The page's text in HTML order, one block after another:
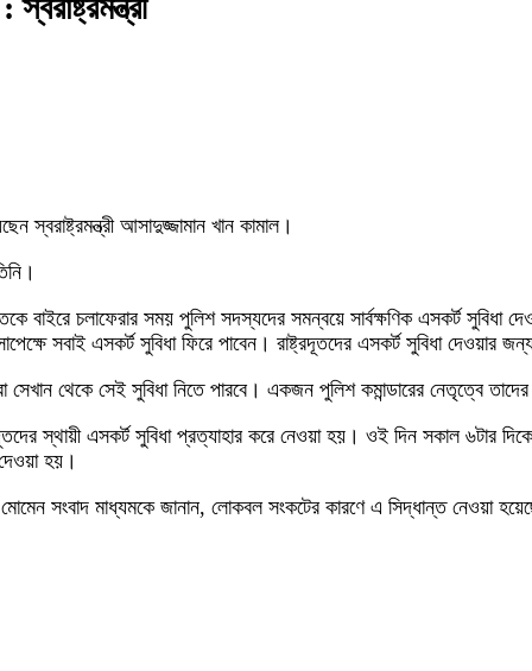
স্বরাষ্ট্রমন্ত্রী আসাদুজ্জামান খান কামাল।
বাইরে চলাফেরার সময় পুলিশ সদস্যদের সমন্বয়ে সার্বক্ষণিক এসকর্ট
সবাই এসকর্ট সুবিধা ফিরে পাবেন। রাষ্ট্রদূতদের এসকর্ট সুবিধা দেওয়ার
থেকে সেই সুবিধা নিতে পারবে। একজন পুলিশ কমান্ডারের নেতৃত্বে
স্থায়ী এসকর্ট সুবিধা প্রত্যাহার করে নেওয়া হয়। ওই দিন সকাল ৬টার
হয়।
সংবাদ মাধ্যমকে জানান, লোকবল সংকটের কারণে এ সিদ্ধান্ত নেওয়া